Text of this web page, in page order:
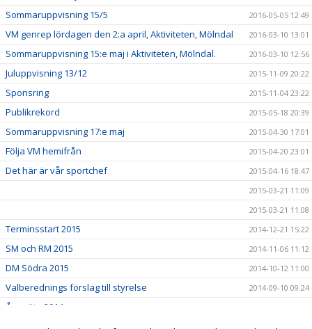
Sommaruppvisning 15/5 2016-05-05 12:49
VM genrep lördagen den 2:a april, Aktiviteten, Mölndal 2016-03-10 13:01
Sommaruppvisning 15:e maj i Aktiviteten, Mölndal. 2016-03-10 12:56
Juluppvisning 13/12 2015-11-09 20:22
Sponsring 2015-11-04 23:22
Publikrekord 2015-05-18 20:39
Sommaruppvisning 17:e maj 2015-04-30 17:01
Följa VM hemifrån 2015-04-20 23:01
Det här är vår sportchef
2015-04-16 18:47
2015-03-21 11:09
2015-03-21 11:08
Terminsstart 2015 2014-12-21 15:22
SM och RM 2015 2014-11-06 11:12
DM Södra 2015 2014-10-12 11:00
Valberednings förslag till styrelse 2014-09-10 09:24
Årsmöte 2014
Tryouter för nästa säsong 2014-06-27 19:11